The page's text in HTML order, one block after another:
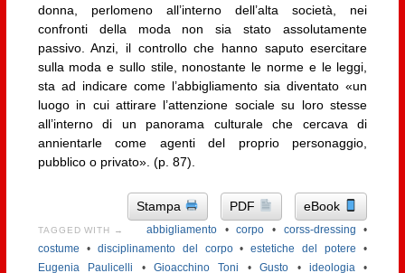
donna, perlomeno all’interno dell’alta società, nei
confronti della moda non sia stato assolutamente
passivo. Anzi, il controllo che hanno saputo esercitare
sulla moda e sullo stile, nonostante le norme e le leggi,
sta ad indicare come l’abbigliamento sia diventato «un
luogo in cui attirare l’attenzione sociale su loro stesse
all’interno di un panorama culturale che cercava di
annientarle come agenti del proprio personaggio,
pubblico o privato». (p. 87).
Stampa PDF eBook
TAGGED WITH → abbigliamento•corpo • corss-dressing •
costume • disciplinamento del corpo•estetiche del potere •
Eugenia Paulicelli • Gioacchino Toni •Gusto • ideologia •